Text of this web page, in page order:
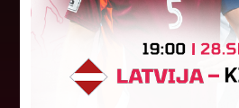
Jūlijā par labāko
atzīta Keita Zviedre
Par "LuckyBet" Sieviešu
labāko spēlētāju atzīta FS